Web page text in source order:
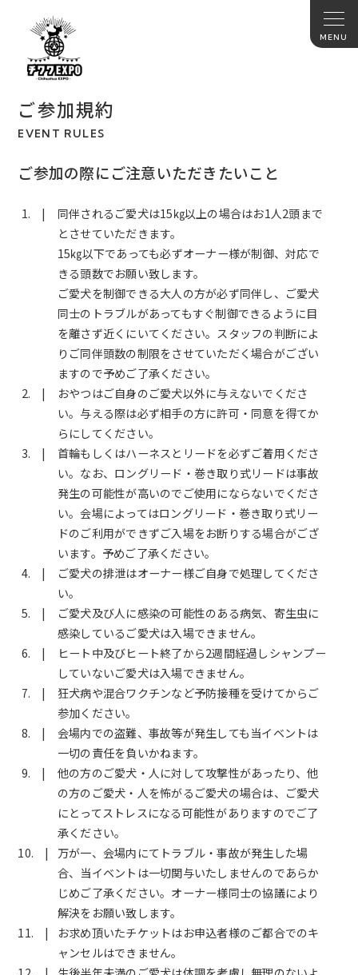
ご参加規約
EVENT RULES
ご参加の際にご注意いただきたいこと
同伴されるご愛犬は15㎏以上の場合はお1人2頭まで
とさせていただきます。
15㎏以下であっても必ずオーナー様が制御、対応で
きる頭数でお願い致します。
ご愛犬を制御できる大人の方が必ず同伴し、ご愛犬
同士のトラブルがあってもすぐ制御できるように目
を離さず近くにいてください。スタッフの判断によ
りご同伴頭数の制限をさせていただく場合がござい
ますので予めご了承ください。
おやつはご自身のご愛犬以外に与えないでくださ
い。与える際は必ず相手の方に許可・同意を得てか
らにしてください。
首輪もしくはハーネスとリードを必ずご着用くださ
い。なお、ロングリード・巻き取り式リードは事故
発生の可能性が高いのでご使用にならないでくださ
い。会場によってはロングリード・巻き取り式リー
ドのご利用ができずご入場をお断りする場合がござ
います。予めご了承ください。
ご愛犬の排泄はオーナー様ご自身で処理してくださ
い。
ご愛犬及び人に感染の可能性のある病気、寄生虫に
感染しているご愛犬は入場できません。
ヒート中及びヒート終了から2週間経過しシャンプー
していないご愛犬は入場できません。
狂犬病や混合ワクチンなど予防接種を受けてからご
参加ください。
会場内での盗難、事故等が発生しても当イベントは
一切の責任を負いかねます。
他の方のご愛犬・人に対して攻撃性があったり、他
の方のご愛犬・人を怖がるご愛犬の場合は、ご愛犬
にとってストレスになる可能性がありますのでご了
承ください。
万が一、会場内にてトラブル・事故が発生した場
合、当イベントは一切関与いたしませんのであらか
じめご了承ください。オーナー様同士の協議により
解決をお願い致します。
お求め頂いたチケットはお申込者様のご都合でのキ
ャンセルはできません。